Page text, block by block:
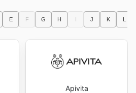
E F G H I J K L
Apivita